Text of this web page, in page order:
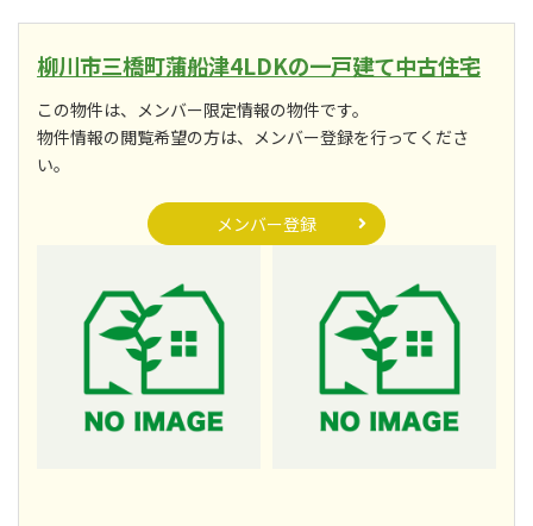
柳川市三橋町蒲船津4LDKの一戸建て中古住宅
この物件は、メンバー限定情報の物件です。
物件情報の閲覧希望の方は、メンバー登録を行ってくださ
い。
メンバー登録